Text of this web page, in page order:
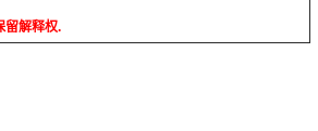
留解释权.